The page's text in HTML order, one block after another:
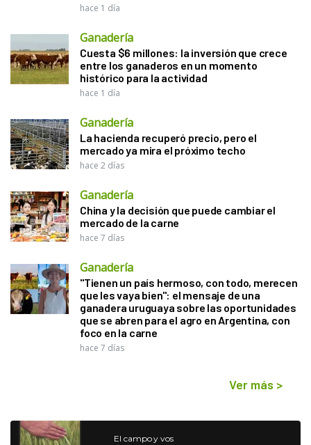
hace 1 día
Ganadería
Cuesta $6 millones: la inversión que crece
entre los ganaderos en un momento
histórico para la actividad
hace 1 día
Ganadería
La hacienda recuperó precio, pero el
mercado ya mira el próximo techo
hace 2 días
Ganadería
China y la decisión que puede cambiar el
mercado de la carne
hace 7 días
Ganadería
"Tienen un país hermoso, con todo, merecen
que les vaya bien": el mensaje de una
ganadera uruguaya sobre las oportunidades
que se abren para el agro en Argentina, con
foco en la carne
hace 7 días
Ver más >
El campo y vos